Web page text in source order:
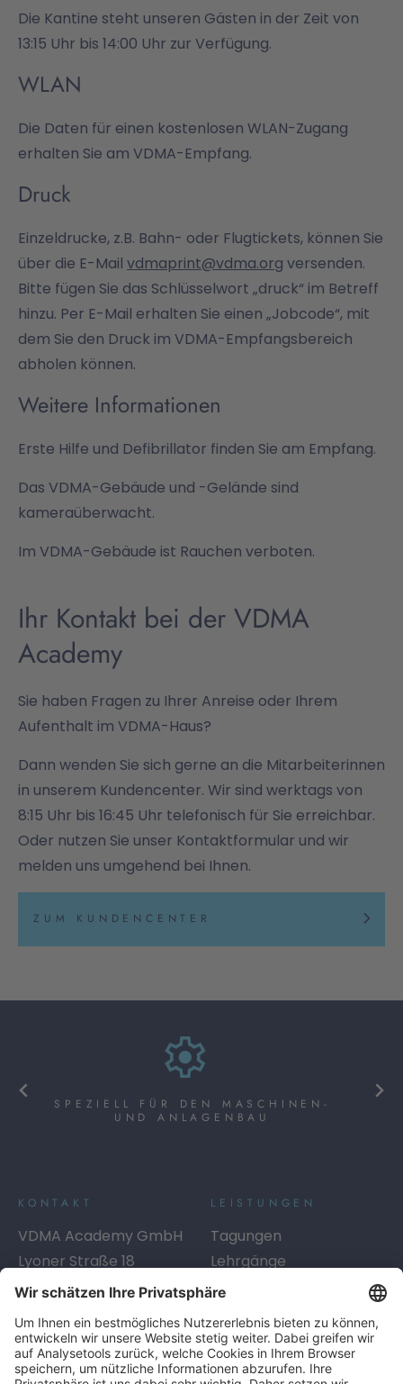
Die Kantine steht unseren Gästen in der Zeit von
13:15 Uhr bis 14:00 Uhr zur Verfügung.
WLAN
Die Daten für einen kostenlosen WLAN-Zugang
erhalten Sie am VDMA-Empfang.
Druck
Einzeldrucke, z.B. Bahn- oder Flugtickets, können Sie
über die E-Mail vdmaprint@vdma.org versenden.
Bitte fügen Sie das Schlüsselwort „druck“ im Betreff
hinzu. Per E-Mail erhalten Sie einen „Jobcode“, mit
dem Sie den Druck im VDMA-Empfangsbereich
abholen können.
Weitere Informationen
Erste Hilfe und Defibrillator finden Sie am Empfang.
Das VDMA-Gebäude und -Gelände sind
kameraüberwacht.
Im VDMA-Gebäude ist Rauchen verboten.
Ihr Kontakt bei der VDMA
Academy
Sie haben Fragen zu Ihrer Anreise oder Ihrem
Aufenthalt im VDMA-Haus?
Dann wenden Sie sich gerne an die Mitarbeiterinnen
in unserem Kundencenter. Wir sind werktags von
8:15 Uhr bis 16:45 Uhr telefonisch für Sie erreichbar.
Oder nutzen Sie unser Kontaktformular und wir
melden uns umgehend bei Ihnen.
ZUM KUNDENCENTER
SPEZIELL FÜR DEN MASCHINEN-
UND ANLAGENBAU
KONTAKT
VDMA Academy GmbH
Lyoner Straße 18
60528Frankfurt am Main
E-Mail:academy@vdma.eu
LEISTUNGEN
Tagungen
Lehrgänge
Seminare
Beratung
SERVICE LINKS